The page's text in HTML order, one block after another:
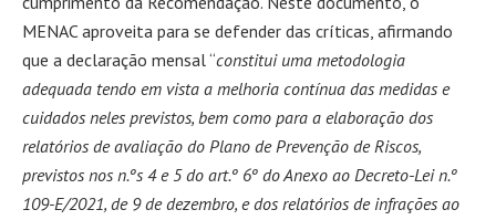
MENAC aproveita para se defender das críticas, afirmando
que a declaração mensal “constitui uma metodologia
adequada tendo em vista a melhoria contínua das medidas e
cuidados neles previstos, bem como para a elaboração dos
relatórios de avaliação do Plano de Prevenção de Riscos,
previstos nos n.ºs 4 e 5 do art.º 6º do Anexo ao Decreto-Lei n.º
109-E/2021, de 9 de dezembro, e dos relatórios de infrações ao